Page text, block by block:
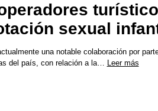
sexual
una notable colaboración por
del país, con relación a la… Leer más